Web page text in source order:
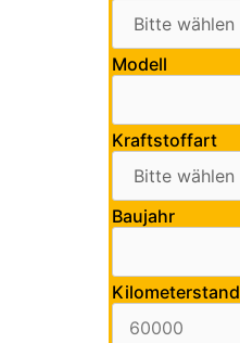
Modell
Kraftstoffart
Baujahr
Kilometerstand